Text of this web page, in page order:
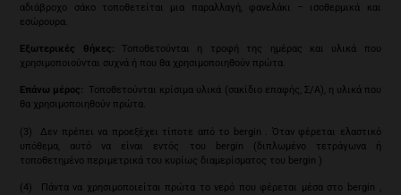
αδιάβροχο σάκο τοποθετείται μια παραλλαγή, φανελάκι – ισοθερμικά και
εσώρουρα.
Εξωτερικές θήκες: Τοποθετούνται η τροφή της ημέρας και υλικά που
χρησιμοποιούνται συχνά ή που θα χρησιμοποιηθούν πρώτα.
Επάνω μέρος:
Τοποθετούνται κρίσιμα υλικά (σακίδιο επαφής, Σ/Α), η υλικά που
θα χρησιμοποιηθούν πρώτα.
(3) Δεν πρέπει να προεξέχει τίποτε από το bergin . Όταν φέρεται ελαστικό
υπόθεμα, αυτό να είναι εντός του bergin (διπλωμένο τετράγωνα ή
τοποθετημένο περιμετρικά του κυρίως διαμερίσματος του bergin )
(4) Πάντα να χρησιμοποιείται πρώτα το νερό που φέρεται μέσα στο bergin ,